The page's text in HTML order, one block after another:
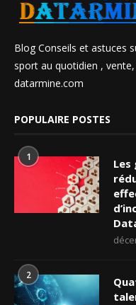
Blog Conseils et astuces
sport au quotidien ,
datarmine.com
POPULAIRE POSTES
1
Les
2